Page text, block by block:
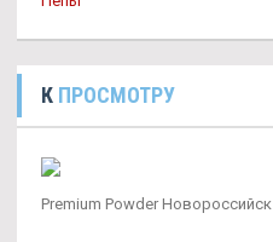
К ПРОСМОТРУ
Premium Powder Новороссийск